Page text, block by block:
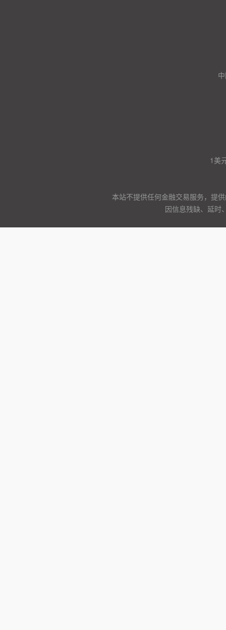
1美
本站不提供任何金融交易服务，提
因信息残缺、延时